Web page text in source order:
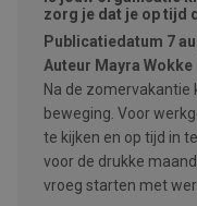
zorg je dat je op tijd
Publicatiedatum 7
Auteur Mayra Wokke
Na de
beweging. Voor
te kijken en op tijd in
voor de drukke
vroeg starten met